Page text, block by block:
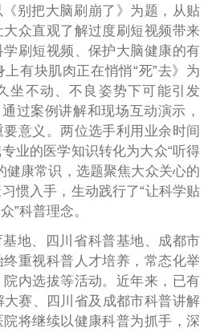
别把大脑刷崩了》为题，从贴
众直观了解过度刷短视频带来
刷短视频、保护大脑健康的有
有块肌肉正在悄悄“死”去》为
坐不动、不良姿势下可能引发
过案例讲解和现场互动演示，
意义。两位选手利用业余时间
业的医学知识转化为大众“听得
健康常识，选题聚焦大众关心的
惯入手，生动践行了“让科学贴
”科普理念。
地、四川省科普基地、成都市
重视科普人才培养，常态化举
内选拔等活动。近年来，已有
赛、四川省及成都市科普讲解
将继续以健康科普为抓手，深